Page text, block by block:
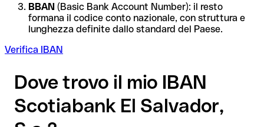
BBAN (Basic Bank Account Number): il resto
formana il codice conto nazionale, con struttura e
lunghezza definite dallo standard del Paese.
Verifica IBAN
Dove trovo il mio IBAN
Scotiabank El Salvador,